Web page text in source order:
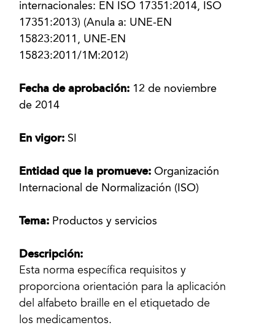
internacionales: EN ISO 17351:2014, ISO
17351:2013) (Anula a: UNE-EN
15823:2011, UNE-EN
15823:2011/1M:2012)
Fecha de aprobación: 12 de noviembre
de 2014
En vigor: SI
Entidad que la promueve:Organización
Internacional de Normalización (ISO)
Tema: Productos y servicios
Descripción:
Esta norma específica requisitos y
proporciona orientación para la aplicación
del alfabeto braille en el etiquetado de
los medicamentos.